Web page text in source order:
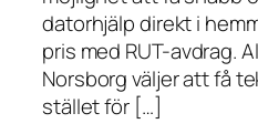
datorhjälp direkt i
pris med RUT-avdrag.
Norsborg väljer att få
stället för […]